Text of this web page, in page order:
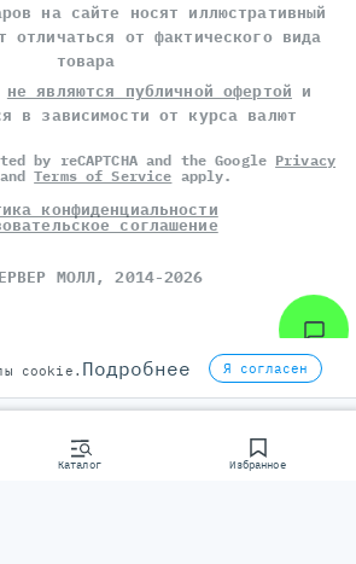
Каталог Избранное
на сайте носят иллюстративный
отличаться от фактического вида
товара
не являются публичной офертой и
в зависимости от курса валют
by reCAPTCHA and the Google Privacy
andTerms of Service apply.
конфиденциальности
соглашение
МОЛЛ, 2014-2026
cookie. Подробнее Я согласен